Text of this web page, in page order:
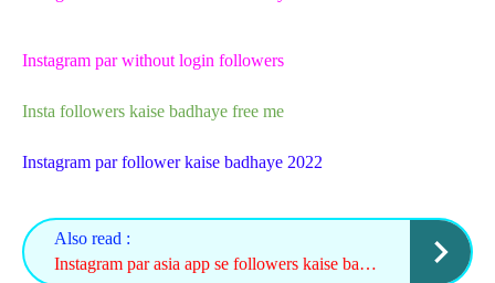
Instagram par without login followers
Insta followers kaise badhaye free me
Instagram par follower kaise badhaye 2022
Also read :
Instagram par asia app se followers kaise badhaye